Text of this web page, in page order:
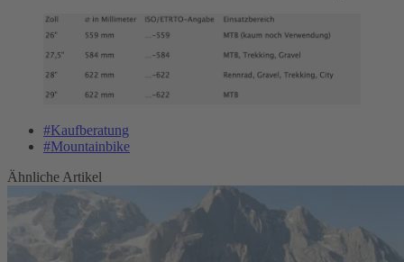
#Kaufberatung
#Mountainbike
Ähnliche Artikel